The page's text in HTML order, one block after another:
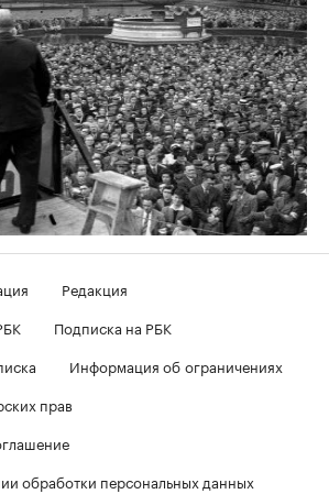
Редакция
Подписка на РБК
Информация об ограничениях
прав
обработки персональных данных